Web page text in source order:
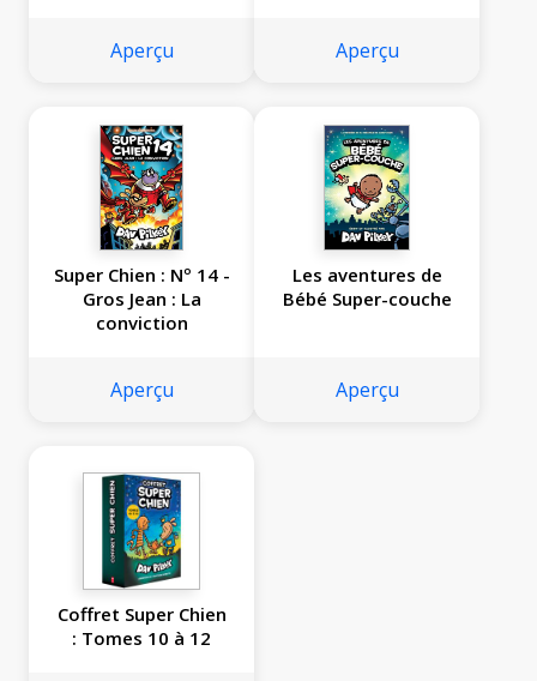
Père
Aperçu Aperçu
Super Chien : Nº 14 -
Gros Jean : La
conviction
Aperçu
Les aventures de
Bébé Super-couche
Aperçu
Coffret Super Chien
: Tomes 10 à 12